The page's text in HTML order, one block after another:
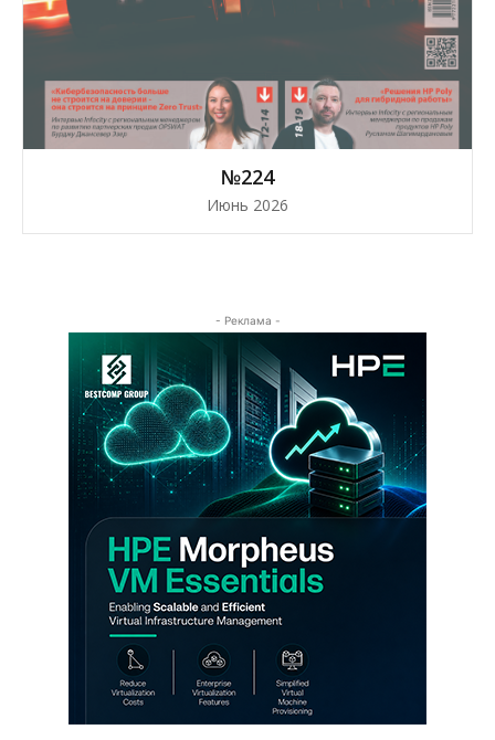
№224
Июнь 2026
- Реклама -